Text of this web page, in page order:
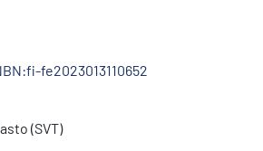
fe2023013110652
(SVT)